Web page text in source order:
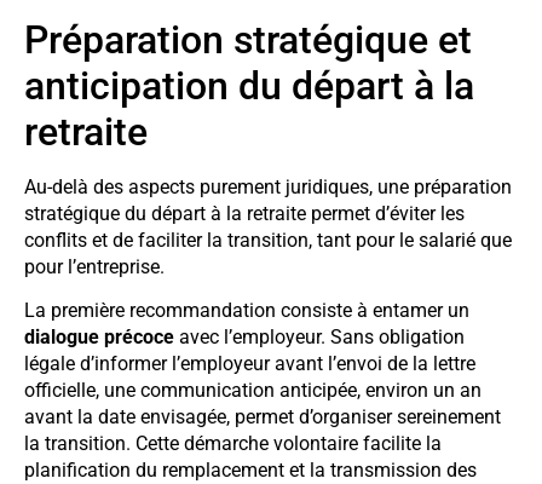
Préparation stratégique et
anticipation du départ à la
retraite
Au-delà des aspects purement juridiques, une préparation
stratégique du départ à la retraite permet d’éviter les
conflits et de faciliter la transition, tant pour le salarié que
pour l’entreprise.
La première recommandation consiste à entamer un
dialogue précoce avec l’employeur. Sans obligation
légale d’informer l’employeur avant l’envoi de la lettre
officielle, une communication anticipée, environ un an
avant la date envisagée, permet d’organiser sereinement
la transition. Cette démarche volontaire facilite la
planification du remplacement et la transmission des